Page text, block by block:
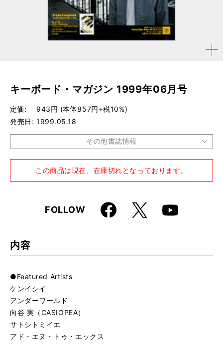
拡大す
キーボード・マガジン 1999年06月号
定価
943円 (本体857円+税10%)
発売日
1999.05.18
その他書誌情報
雑誌
この商品は現在、在庫切れとなっております。
FOLLOWFaceboo
k
X Youtube
内容
●Featured Artists
ケンイシイ
アンダーワールド
向谷 実（CASIOPEA）
サトシトミイエ
アド・エヌ・トゥ・エックス